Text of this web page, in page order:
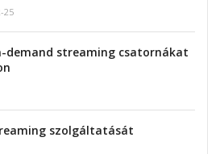
25
demand streaming csatornákat
szolgáltatását